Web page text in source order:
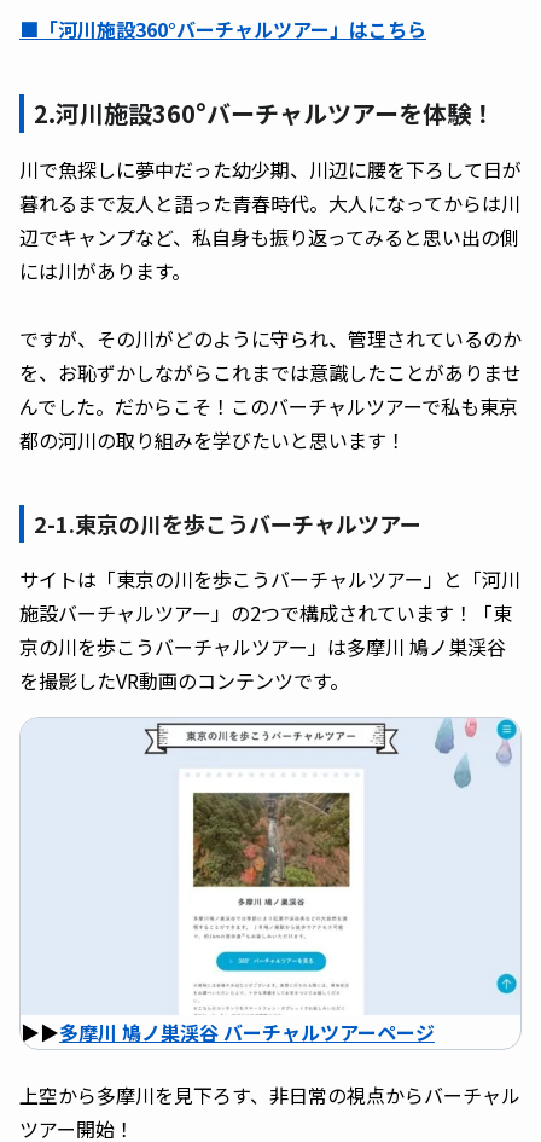
■ 「河川施設360°バーチャルツアー」はこちら
2.河川施設360°バーチャルツアーを体験！
川で魚探しに夢中だった幼少期、川辺に腰を下ろして日が
暮れるまで友人と語った青春時代。大人になってからは川
辺でキャンプなど、私自身も振り返ってみると思い出の側
には川があります。
ですが、その川がどのように守られ、管理されているのか
を、お恥ずかしながらこれまでは意識したことがありませ
んでした。だからこそ！このバーチャルツアーで私も東京
都の河川の取り組みを学びたいと思います！
2-1.東京の川を歩こうバーチャルツアー
サイトは「東京の川を歩こうバーチャルツアー」と「河川
施設バーチャルツアー」の2つで構成されています！「東
京の川を歩こうバーチャルツアー」は多摩川 鳩ノ巣渓谷
を撮影したVR動画のコンテンツです。
▶︎▶︎多摩川 鳩ノ巣渓谷 バーチャルツアーページ
上空から多摩川を見下ろす、非日常の視点からバーチャル
ツアー開始！